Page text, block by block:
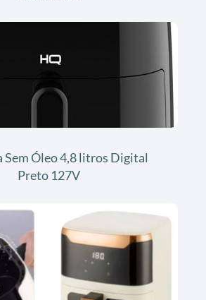
Sem Óleo 4,8 litros Digital
Preto 127V